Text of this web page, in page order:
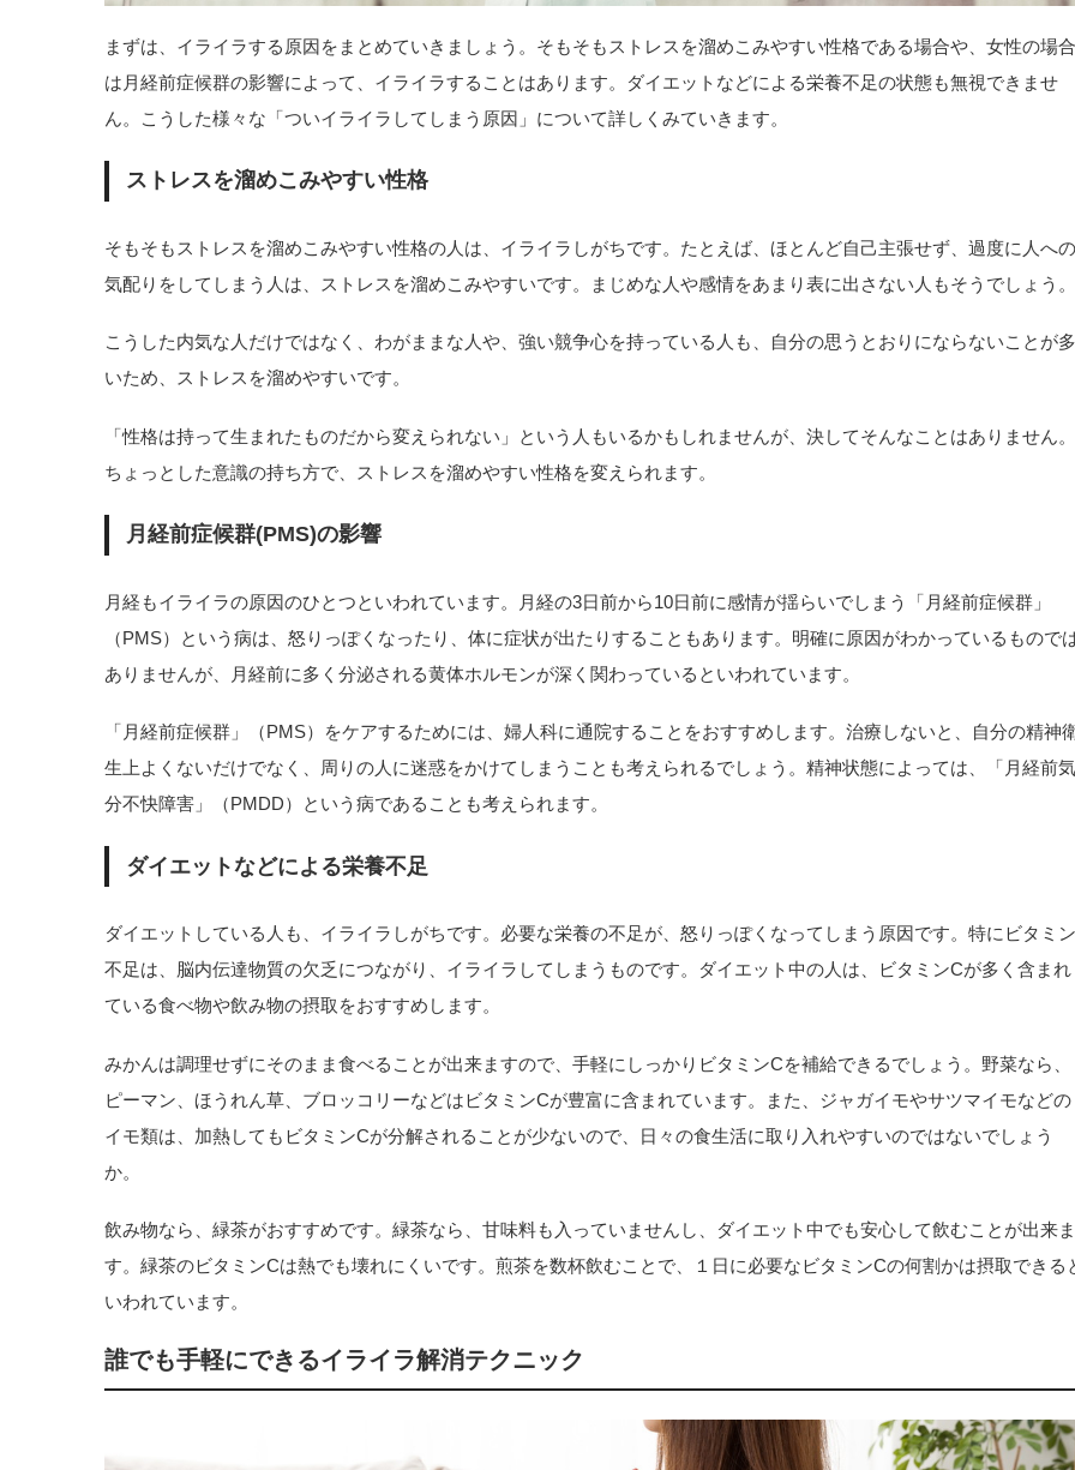
まずは、イライラする原因をまとめていきましょう。そもそもストレスを溜めこみやすい性格である場合や、女性の場合
は月経前症候群の影響によって、イライラすることはあります。ダイエットなどによる栄養不足の状態も無視できませ
ん。こうした様々な「ついイライラしてしまう原因」について詳しくみていきます。
ストレスを溜めこみやすい性格
そもそもストレスを溜めこみやすい性格の人は、イライラしがちです。たとえば、ほとんど自己主張せず、過度に人への
気配りをしてしまう人は、ストレスを溜めこみやすいです。まじめな人や感情をあまり表に出さない人もそうでしょう。
こうした内気な人だけではなく、わがままな人や、強い競争心を持っている人も、自分の思うとおりにならないことが多
いため、ストレスを溜めやすいです。
「性格は持って生まれたものだから変えられない」という人もいるかもしれませんが、決してそんなことはありません。
ちょっとした意識の持ち方で、ストレスを溜めやすい性格を変えられます。
月経前症候群(PMS)の影響
月経もイライラの原因のひとつといわれています。月経の3日前から10日前に感情が揺らいでしまう「月経前症候群」
（PMS）という病は、怒りっぽくなったり、体に症状が出たりすることもあります。明確に原因がわかっているもので
ありませんが、月経前に多く分泌される黄体ホルモンが深く関わっているといわれています。
「月経前症候群」（PMS）をケアするためには、婦人科に通院することをおすすめします。治療しないと、自分の精神
生上よくないだけでなく、周りの人に迷惑をかけてしまうことも考えられるでしょう。精神状態によっては、「月経前気
分不快障害」（PMDD）という病であることも考えられます。
ダイエットなどによる栄養不足
ダイエットしている人も、イライラしがちです。必要な栄養の不足が、怒りっぽくなってしまう原因です。特にビタミン
不足は、脳内伝達物質の欠乏につながり、イライラしてしまうものです。ダイエット中の人は、ビタミンCが多く含まれ
ている食べ物や飲み物の摂取をおすすめします。
みかんは調理せずにそのまま食べることが出来ますので、手軽にしっかりビタミンCを補給できるでしょう。野菜なら、
ピーマン、ほうれん草、ブロッコリーなどはビタミンCが豊富に含まれています。また、ジャガイモやサツマイモなどの
イモ類は、加熱してもビタミンCが分解されることが少ないので、日々の食生活に取り入れやすいのではないでしょう
か。
飲み物なら、緑茶がおすすめです。緑茶なら、甘味料も入っていませんし、ダイエット中でも安心して飲むことが出来ま
す。緑茶のビタミンCは熱でも壊れにくいです。煎茶を数杯飲むことで、１日に必要なビタミンCの何割かは摂取できる
いわれています。
誰でも手軽にできるイライラ解消テクニック